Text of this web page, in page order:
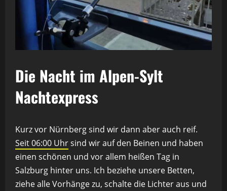
Die Nacht im Alpen-Sylt
Nachtexpress
Kurz vor Nürnberg sind wir dann aber auch reif.
Seit 06:00 Uhrsind wir auf den Beinen und haben
einen schönen und vor allem heißen Tag in
Salzburg hinter uns. Ich beziehe unsere Betten,
ziehe alle Vorhänge zu, schalte die Lichter aus und